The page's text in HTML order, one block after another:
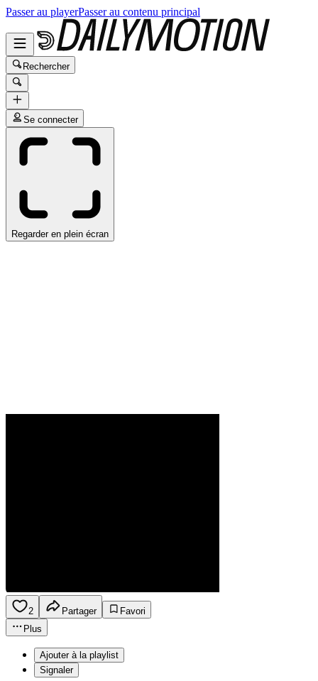
Passer au playerPasser au contenu principal
Rechercher
Se connecter
Regarder en plein écran
2 Partager
Favori
Plus
Ajouter à la playlist
Signaler